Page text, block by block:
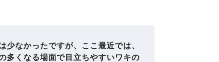
なかったですが、ここ最近では、
多くなる場面で目立ちやすいワキの